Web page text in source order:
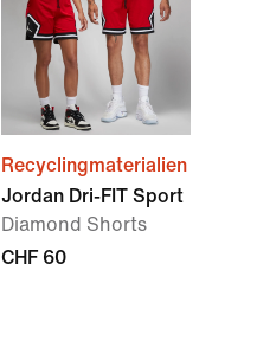
Recyclingmaterialien
Jordan Dri-FIT Sport
Diamond Shorts
CHF 60